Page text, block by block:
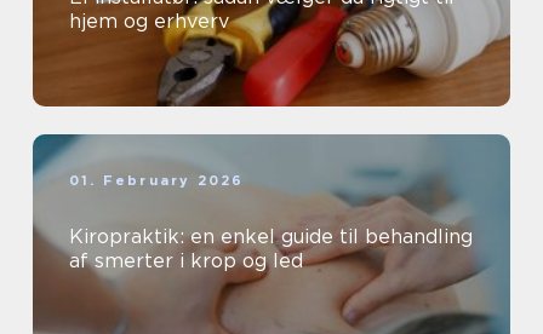
hjem og erhverv
01. February 2026
Kiropraktik: en enkel guide til behandling
af smerter i krop og led